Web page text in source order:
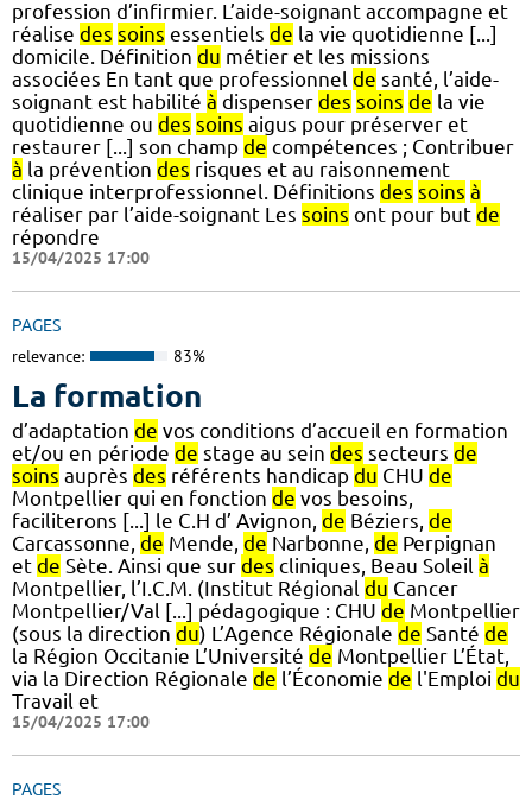
profession d’infirmier. L’aide-soignant accompagne et
réalise des soins essentiels de la vie quotidienne [...]
domicile. Définition du métier et les missions
associées En tant que professionnel de santé, l’aide-
soignant est habilité à dispenser des soins de la vie
quotidienne ou des soins aigus pour préserver et
restaurer [...] son champ de compétences ; Contribuer
à la prévention des risques et au raisonnement
clinique interprofessionnel. Définitions des soins à
réaliser par l’aide-soignant Les soins ont pour but de
répondre
15/04/2025 17:00
PAGES
relevance: 83%
La formation
d’adaptation de vos conditions d’accueil en formation
et/ou en période de stage au sein des secteurs de
soins auprès des référents handicap du CHU de
Montpellier qui en fonction de vos besoins,
faciliterons [...] le C.H d’ Avignon, de Béziers, de
Carcassonne, de Mende, de Narbonne, de Perpignan
et de Sète. Ainsi que sur des cliniques, Beau Soleil à
Montpellier, l’I.C.M. (Institut Régional du Cancer
Montpellier/Val [...] pédagogique : CHU de Montpellier
(sous la direction du) L’Agence Régionale de Santé de
la Région Occitanie L’Université de Montpellier L’État,
via la Direction Régionale de l’Économie de l'Emploi du
Travail et
15/04/2025 17:00
PAGES